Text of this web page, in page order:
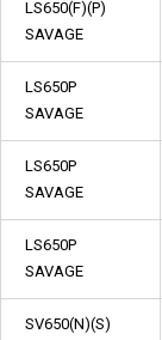
LS650(F)(P)
SAVAGE
LS650P
SAVAGE
LS650P
SAVAGE
LS650P
SAVAGE
SV650(N)(S)